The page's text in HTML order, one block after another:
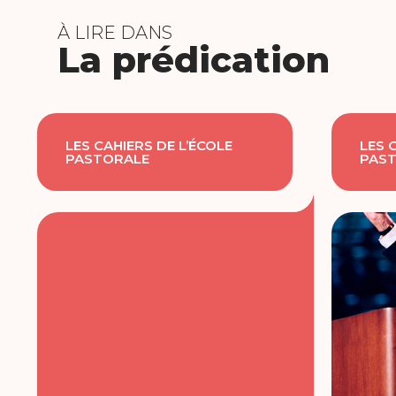
À LIRE DANS
La prédication
LES CAHIERS DE L’ÉCOLE
PASTORALE
LES